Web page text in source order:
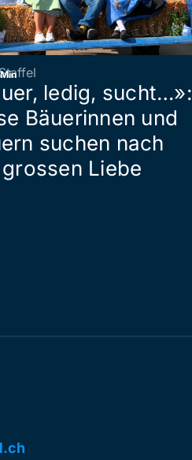
ledig, sucht…»:
Bäuerinnen und
suchen nach
Liebe